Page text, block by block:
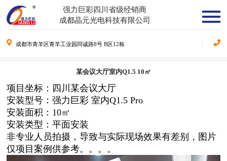
强力巨彩四川省级经销商
成都晶元光电科技有限公司
成都市青羊区青羊工业园同诚路8号 B区12栋
某会议大厅室内Q1.5 10㎡
项目坐标：四川某会议大厅
安装型号：强力巨彩 室内Q1.5 Pro
安装面积：10㎡
安装类型：平面安装
非专业人员拍摄，导致与实际现场效果有差别，图片
仅项目案例供参考。。。。